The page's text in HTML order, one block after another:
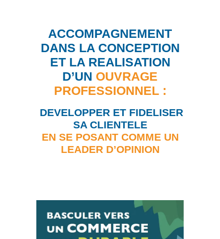
ACCOMPAGNEMENT
DANS LA CONCEPTION
ET LA REALISATION
D’UN OUVRAGE
PROFESSIONNEL :
DEVELOPPER ET FIDELISER
SA CLIENTELE
EN SE POSANT COMME UN
LEADER D’OPINION